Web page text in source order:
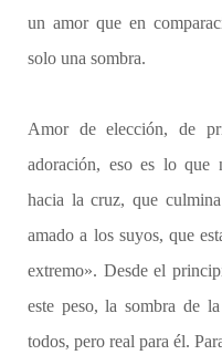
un amor que en
solo una sombra.
Amor de elección, de
adoración, eso es lo que
hacia la cruz, que
amado a los suyos, que
extremo». Desde el
este peso, la sombra de
todos, pero real para él.